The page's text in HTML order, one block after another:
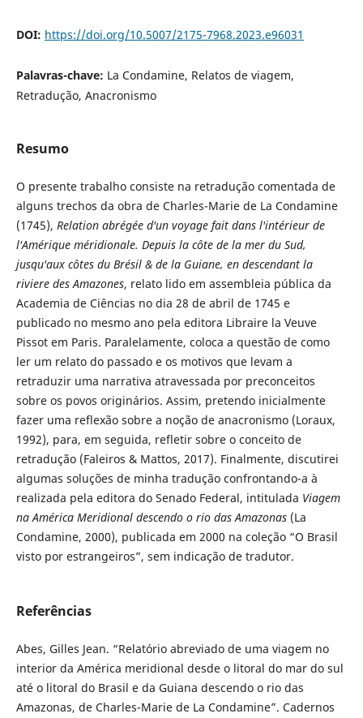
DOI: https://doi.org/10.5007/2175-7968.2023.e96031
Palavras-chave: La Condamine, Relatos de viagem,
Retradução, Anacronismo
Resumo
O presente trabalho consiste na retradução comentada de
alguns trechos da obra de Charles-Marie de La Condamine
(1745), Relation abrégée d'un voyage fait dans l'intérieur de
l'Amérique méridionale. Depuis la côte de la mer du Sud,
jusqu'aux côtes du Brésil & de la Guiane, en descendant la
riviere des Amazones, relato lido em assembleia pública da
Academia de Ciências no dia 28 de abril de 1745 e
publicado no mesmo ano pela editora Libraire la Veuve
Pissot em Paris. Paralelamente, coloca a questão de como
ler um relato do passado e os motivos que levam a
retraduzir uma narrativa atravessada por preconceitos
sobre os povos originários. Assim, pretendo inicialmente
fazer uma reflexão sobre a noção de anacronismo (Loraux,
1992), para, em seguida, refletir sobre o conceito de
retradução (Faleiros & Mattos, 2017). Finalmente, discutirei
algumas soluções de minha tradução confrontando-a à
realizada pela editora do Senado Federal, intitulada Viagem
na América Meridional descendo o rio das Amazonas(La
Condamine, 2000), publicada em 2000 na coleção “O Brasil
visto por estrangeiros”, sem indicação de tradutor.
Referências
Abes, Gilles Jean. “Relatório abreviado de uma viagem no
interior da América meridional desde o litoral do mar do sul
até o litoral do Brasil e da Guiana descendo o rio das
Amazonas, de Charles-Marie de La Condamine”. Cadernos